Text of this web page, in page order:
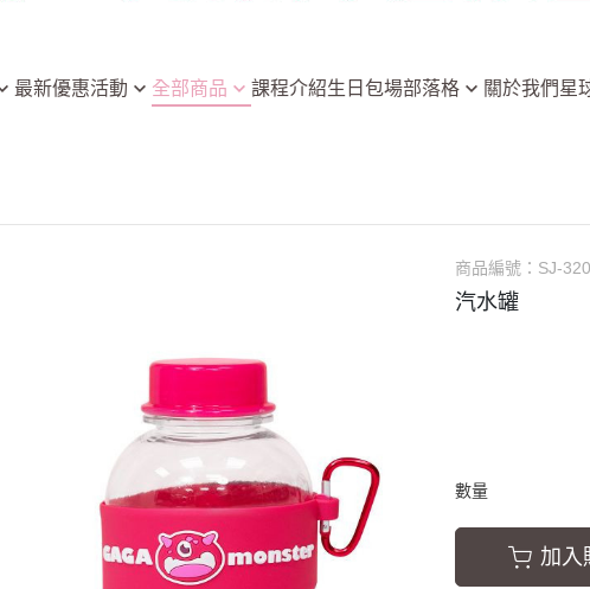
最新優惠活動 全部商品 課程介紹生日包場部落格 關於我們星
商品編號： SJ-
汽水罐
數量
加入